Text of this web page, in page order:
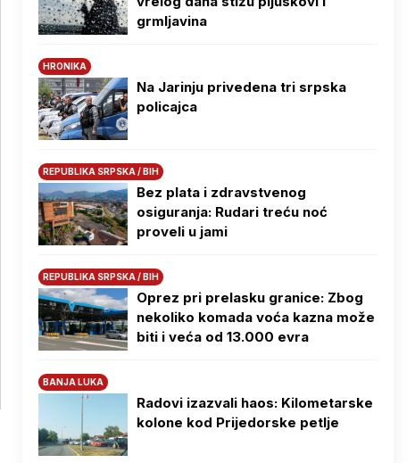
grmljavina
HRONIKA
Na Јarinju privedena tri srpska
policajca
REPUBLIKA SRPSKA / BIH
Bez plata i zdravstvenog
osiguranja: Rudari treću noć
proveli u jami
REPUBLIKA SRPSKA / BIH
Oprez pri prelasku granice: Zbog
nekoliko komada voća kazna može
biti i veća od 13.000 evra
BANJA LUKA
Radovi izazvali haos: Kilometarske
kolone kod Prijedorske petlje